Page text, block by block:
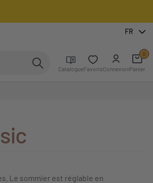
FR
CatalogueFavorisConnexionPanier
0
Le sommier est réglable en